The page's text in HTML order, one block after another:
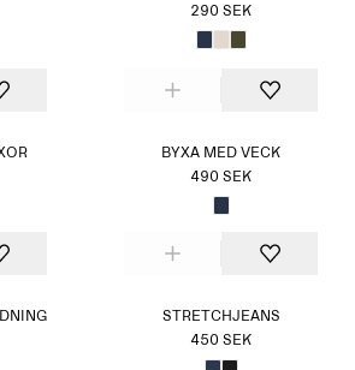
290 SEK
BYXA MED VECK
490 SEK
STRETCHJEANS
450 SEK